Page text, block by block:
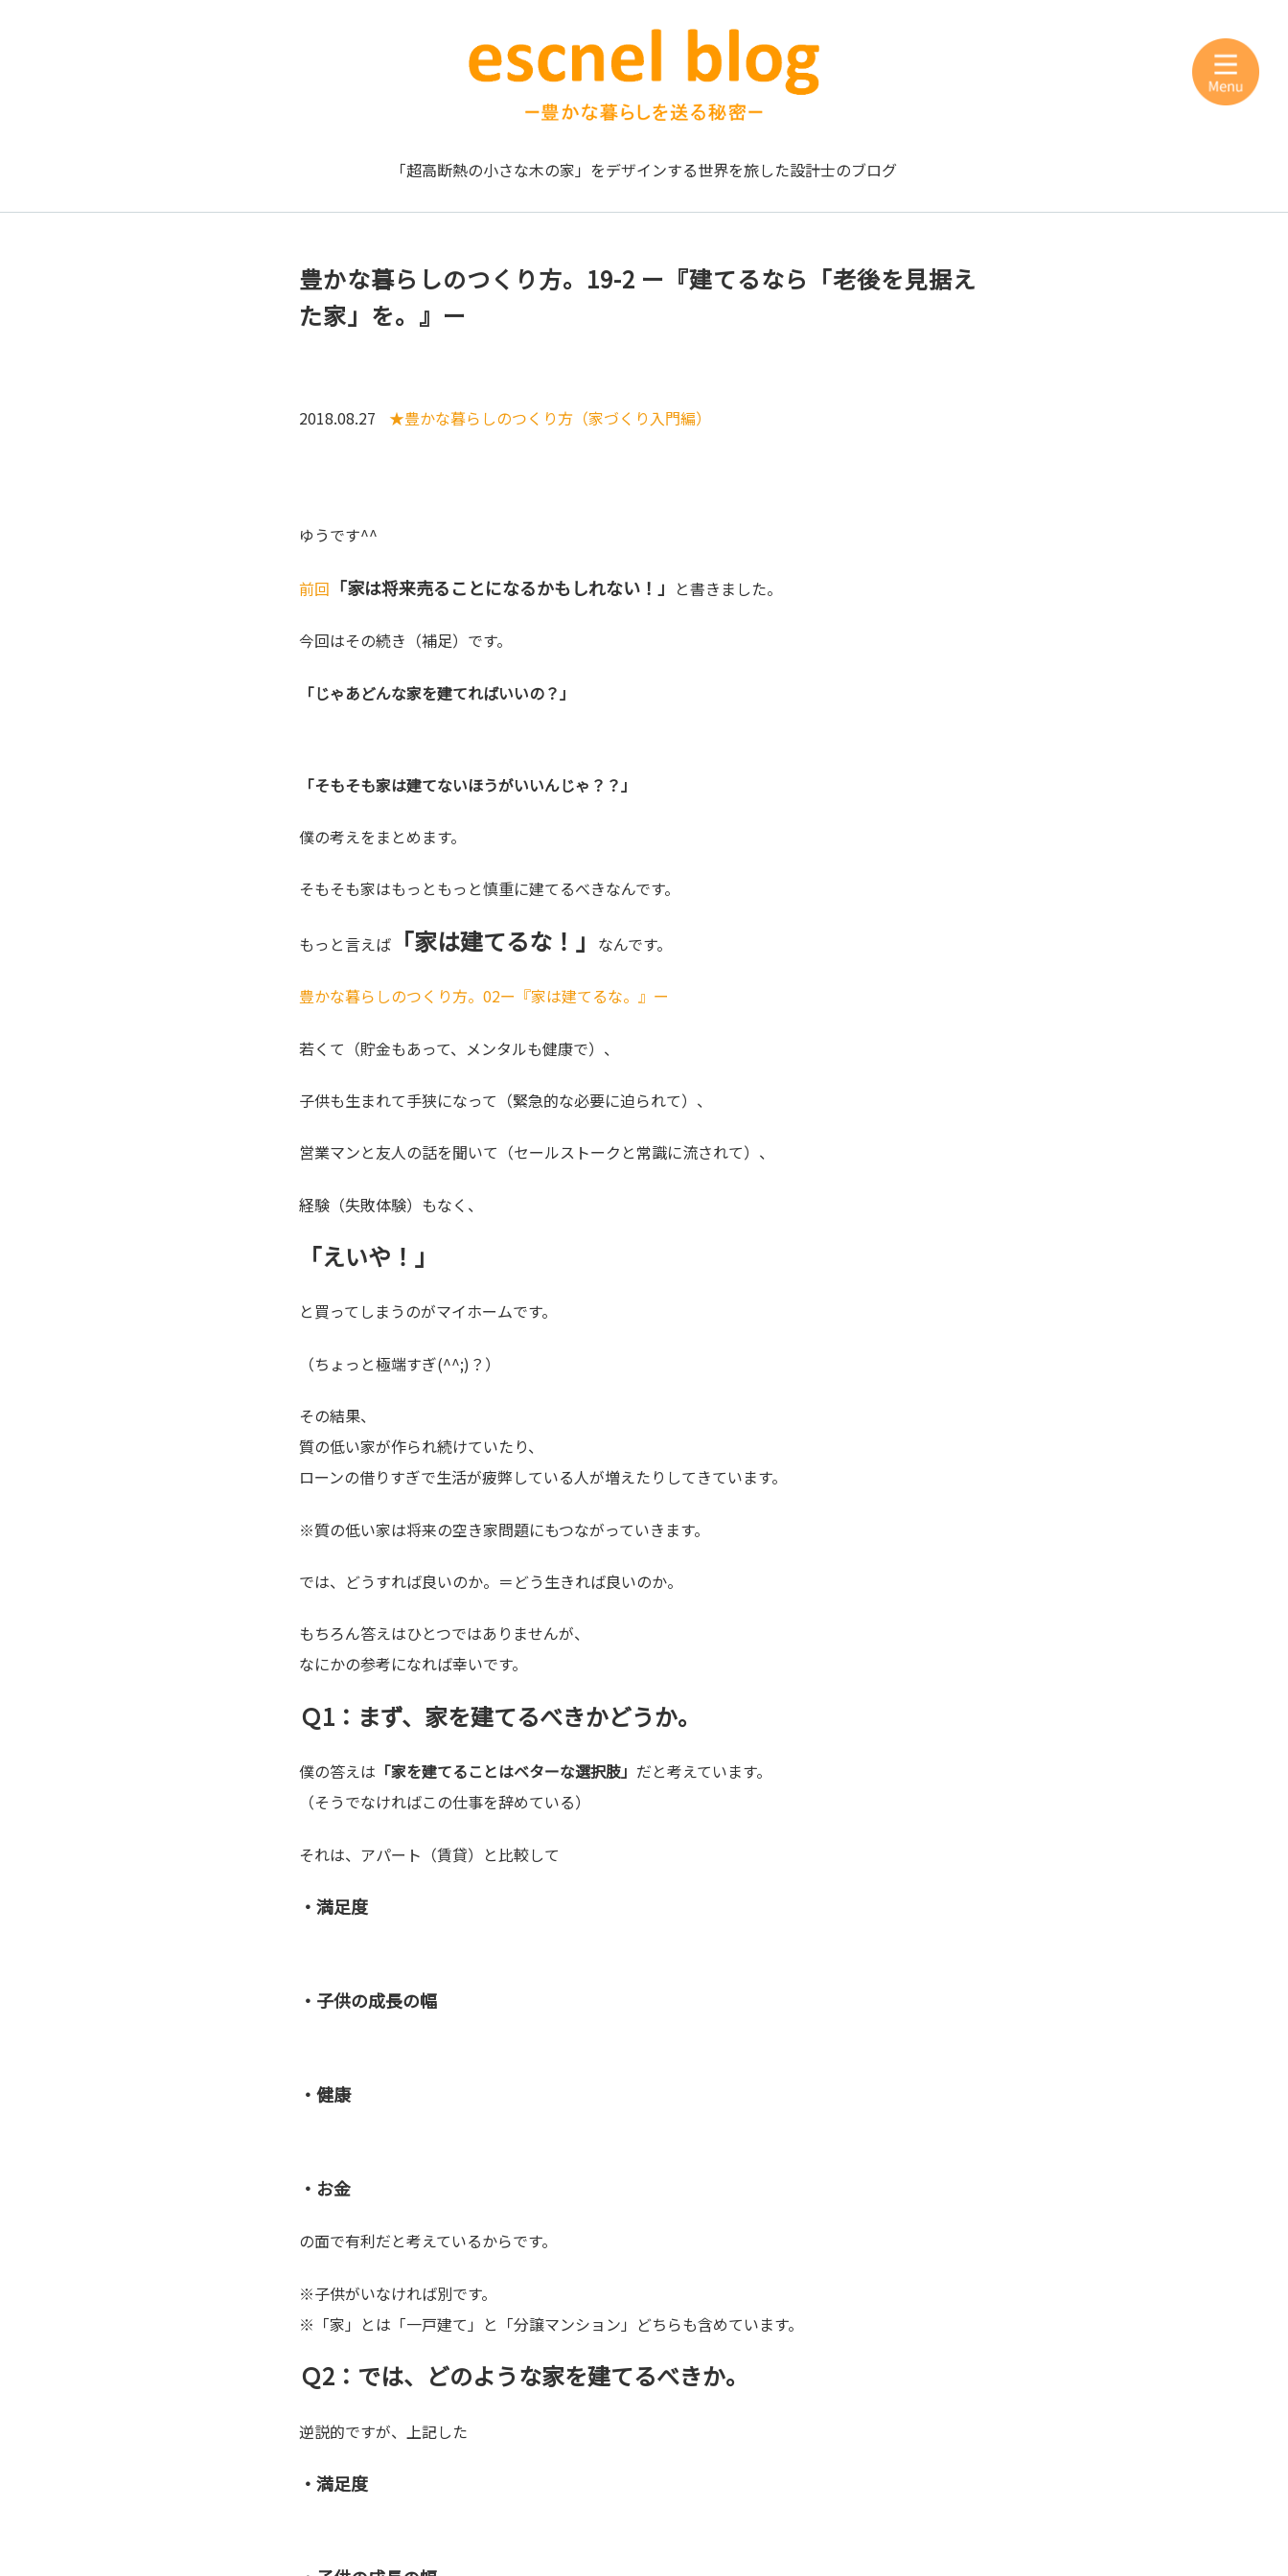
「超高断熱の小さな木の家」をデザインする世界を旅した設計士のブログ
豊かな暮らしのつくり方。19-2 ー『建てるなら「老後を見据え
た家」を。』ー
2018.08.27 ★豊かな暮らしのつくり方（家づくり入門編）
ゆうです^^
前回 「家は将来売ることになるかもしれない！」 と書きました。
今回はその続き（補足）です。
「じゃあどんな家を建てればいいの？」
「そもそも家は建てないほうがいいんじゃ？？」
僕の考えをまとめます。
そもそも家はもっともっと慎重に建てるべきなんです。
もっと言えば 「家は建てるな！」 なんです。
豊かな暮らしのつくり方。02ー『家は建てるな。』ー
若くて（貯金もあって、メンタルも健康で）、
子供も生まれて手狭になって（緊急的な必要に迫られて）、
営業マンと友人の話を聞いて（セールストークと常識に流されて）、
経験（失敗体験）もなく、
「えいや！」
と買ってしまうのがマイホームです。
（ちょっと極端すぎ(^^;)？）
その結果、
質の低い家が作られ続けていたり、
ローンの借りすぎで生活が疲弊している人が増えたりしてきています。
※質の低い家は将来の空き家問題にもつながっていきます。
では、どうすれば良いのか。＝どう生きれば良いのか。
もちろん答えはひとつではありませんが、
なにかの参考になれば幸いです。
Ｑ1：まず、家を建てるべきかどうか。
僕の答えは 「家を建てることはベターな選択肢」 だと考えています。
（そうでなければこの仕事を辞めている）
それは、アパート（賃貸）と比較して
・満足度
・子供の成長の幅
・健康
・お金
の面で有利だと考えているからです。
※子供がいなければ別です。
※「家」とは「一戸建て」と「分譲マンション」どちらも含めています。
Ｑ2：では、どのような家を建てるべきか。
逆説的ですが、上記した
・満足度